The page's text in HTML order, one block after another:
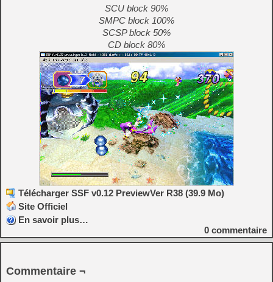
SCU block 90%
SMPC block 100%
SCSP block 50%
CD block 80%
Télécharger SSF v0.12 PreviewVer R38 (39.9 Mo)
Site Officiel
En savoir plus…
0 commentaire
Commentaire ¬